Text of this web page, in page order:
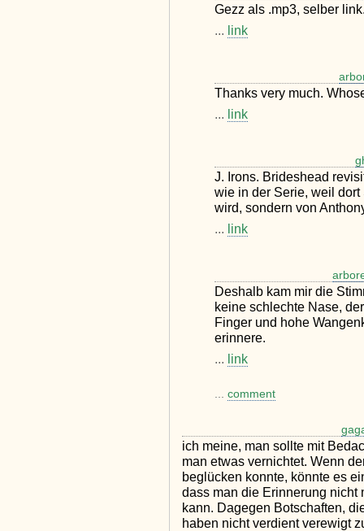
Gezz als .mp3, selber
... link
Thanks very much.
... link
J. Irons. Brideshead
wie in der Serie, weil
wird, sondern von
... link
Deshalb kam mir die
keine schlechte Nase,
Finger und hohe
erinnere.
... link
... comment
ich meine, man sollte mit
man etwas vernichtet. Wenn
beglücken konnte, könnte es
dass man die Erinnerung
kann. Dagegen Botschaften,
haben nicht verdient verewigt